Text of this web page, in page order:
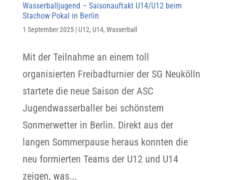
Wasserballjugend – Saisonauftakt U14/U12 beim
Stachow Pokal in Berlin
1 September 2025| U12, U14, Wasserball
Mit der Teilnahme an einem toll
organisierten Freibadturnier der SG Neukölln
startete die neue Saison der ASC
Jugendwasserballer bei schönstem
Sonmerwetter in Berlin. Direkt aus der
langen Sommerpause heraus konnten die
neu formierten Teams der U12 und U14
zeigen, was...